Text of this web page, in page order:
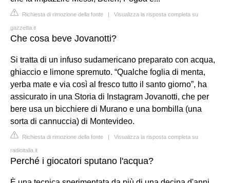
Richiesta di rimozione della fonte | Visualizza la risposta completa su
gazzetta.it
Che cosa beve Jovanotti?
Si tratta di un infuso sudamericano preparato con acqua,
ghiaccio e limone spremuto. “Qualche foglia di menta,
yerba mate e via così al fresco tutto il santo giorno”, ha
assicurato in una Storia di Instagram Jovanotti, che per
bere usa un bicchiere di Murano e una bombilla (una
sorta di cannuccia) di Montevideo.
Richiesta di rimozione della fonte | Visualizza la risposta completa su
radioitalia.it
Perché i giocatori sputano l'acqua?